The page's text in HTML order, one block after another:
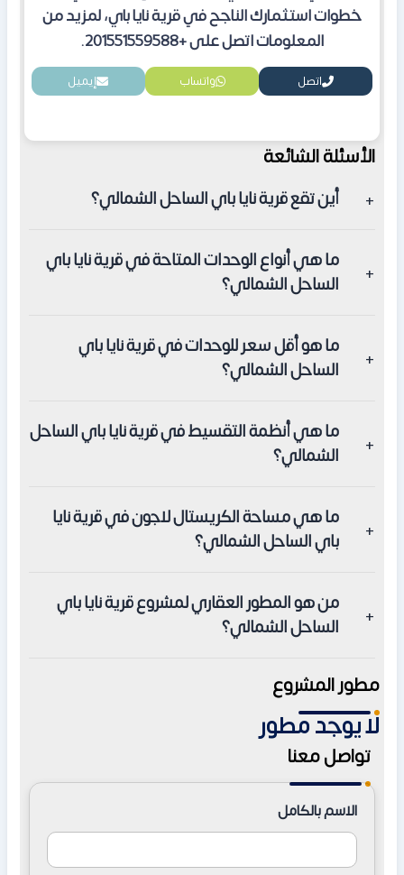
خطوات استثمارك الناجح في قرية نايا باي، لمزيد من
المعلومات اتصل على +201551559588.
اتصل واتساب إيميل
الأسئلة الشائعة
أين تقع قرية نايا باي الساحل الشمالي؟
منطقة راس الحكمة بجوار قرية فوكا باي.
ما هي أنواع الوحدات المتاحة في قرية نايا باي
الساحل الشمالي؟
تضم القرية شاليهات، استوديوهات، تاون هاوس، توين هاوس،
وفيلات مستقلة.
ما هو أقل سعر للوحدات في قرية نايا باي
الساحل الشمالي؟
جنيه مصري لمساحة 180 متر.
ما هي أنظمة التقسيط في قرية نايا باي الساحل
الشمالي؟
سداد تصل إلى 8 سنوات.
ما هي مساحة الكريستال لاجون في قرية نايا
باي الساحل الشمالي؟
مربع لتوفير إطلالات مائية لكل الوحدات.
من هو المطور العقاري لمشروع قرية نايا باي
الساحل الشمالي؟
المطور هي شركة جميرا إيجيبت للتطوير العقاري بالتعاون مع
شركة الغنيمي للاستشارات الهندسية لتصميم نايا باي الساحل
الشمالي.
مطور المشروع
لا يوجد مطور
تواصل معنا
الاسم بالكامل